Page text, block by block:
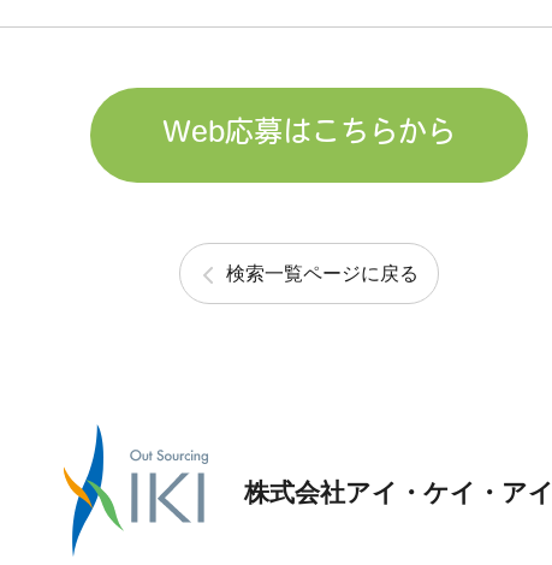
Web応募はこちらから
検索一覧ページに戻る
株式会社アイ・ケイ・アイ